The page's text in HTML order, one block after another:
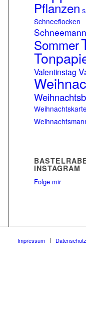
Pflanzen
Schneeflocken
Schneemann
Sommer
Valentinstag
Weihnachtskarte
INSTAGRAM
Folge mir
Impressum Datenschutz